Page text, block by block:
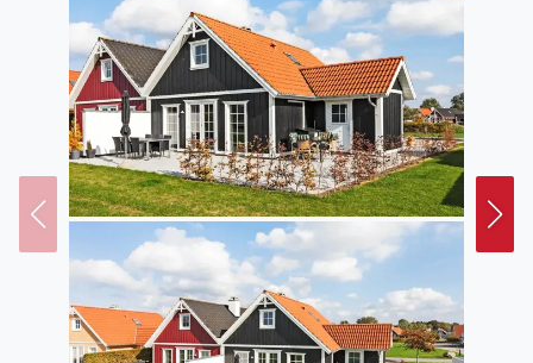
Restaurants. Von der Innenstadt aus kann man eine
idyllische Bootsfahrt auf dem Fluss Odense Å
mitmachen.